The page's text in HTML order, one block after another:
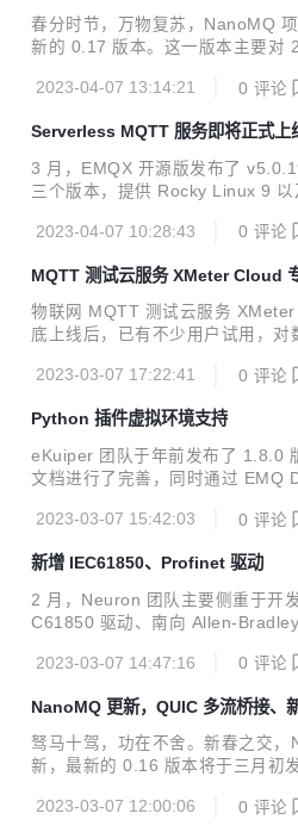
信协议等。Neuron 目前实现了
据，MMS 是一种面向连接的基于
以及设备控制写入。 南向驱动 ...
级
春分时节，万物复苏，NanoMQ
新的 0.17 版本。这一版本主要对
代码自动生成。另外还新增了
诸多更新。 QUIC 双向认证 & 新
出了 SSL 协议的原始规范以来，
的更新。最新推出的 TLS 1.3 有望
复杂的 TLS 协议。相较于 TLS 1/
2023-04-07 13:14:21 0 评论
Serverless MQTT 服务即将正式上
装包
3 月，EMQX 开源版发布了
三个版本，提供 Rocky Linux 9 以
che IoTDB 支持、HStreamDB 最
服务方面，EMQX Cloud
式上线。该版本通过多租户技术和
供了极速的部署创建和有效的成本
2023-04-07 10:28:43 0 评论
MQTT 测试云服务 XMeter Cloud
场景测试
物联网 MQTT 测试云服务
底上线后，已有不少用户试用，对
持更多物联网协议测试的需求反馈
义测试场景的重要功能，助力用户
包括 TCP、WebSocket、HTTP
新版本还将在用户体验和产品性能
义测试场景支持 XMeter Cloud 基
内置 MQTT ...
2023-03-07 17:22:41 0 评论
Python 插件虚拟环境支持
eKuiper 团队于年前发布了 1.8.0
文档进行了完善，同时通过 EMQ
9.0 的开发，该版本将是一个较小
了功能调研和规划工作，以及新功
持的开发。 此外，2 月还发布了
ble 插件以及 Flow Editor 等 bug
境支持 虚拟环境是 Python 开发中
2023-03-07 15:42:03 0 评论
新增 IEC61850、Profinet 驱动
2 月，Neuron 团队主要侧重于开
C61850 驱动、南向 Allen-
中正式发布。 IEC61850 驱动
中 MMS 协议的连接和读写操作。
已经映射到 Neuron 类型中，现在
子设备）中的 DA（对象属性）地
2023-03-07 14:47:16 0 评论
NanoMQ 更新，QUIC 多流桥接、
理
驽马十驾，功在不舍。新春之交，
新，最新的 0.16 版本将于三月初
协议转换代理，拓宽了 NanoMQ
2023-03-07 12:00:06 0 评论